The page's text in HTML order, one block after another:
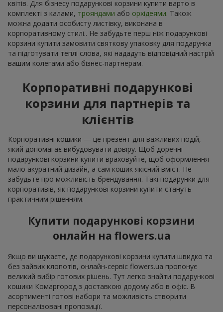
квітів. Для бізнесу подарункові корзини купити варто в
комплекті з калами, трояндами або орхідеями. Також
можна додати особисту листівку, виконана в
корпоративному стилі.. Не забудьте перш ніж подарункові
корзини купити замовити святкову упаковку для подарунка
та підготувати теплі слова, які нададуть відповідний настрій
вашим колегами або бізнес-партнерам.
Корпоративні подарункові
корзини для партнерів та
клієнтів
Корпоративні кошики — це презент для важливих подій,
який допомагає вибудовувати довіру. Щоб доречні
подарункові корзини купити враховуйте, щоб оформлення
мало акуратний дизайн, а сам кошик якісний вміст. Не
забудьте про можливість брендування. Такі подарунки для
корпоративів, як подарункові корзини купити стануть
практичним рішенням.
Купити подарункові корзини
онлайн на flowers.ua
Якщо ви шукаєте, де подарункові корзини купити швидко та
без зайвих клопотів, онлайн-сервіс flowers.ua пропонує
великий вибір готових рішень. Тут легко знайти подарункові
кошики Комаргород з доставкою додому або в офіс. В
асортименті готові набори та можливість створити
персоналізовані пропозиції.